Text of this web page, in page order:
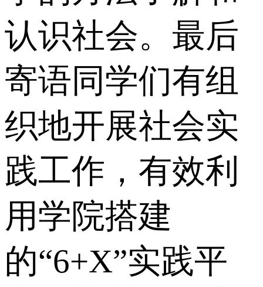
认识社会。最后
寄语同学们有组
织地开展社会实
践工作，有效利
用学院搭建
的“6+X”实践平